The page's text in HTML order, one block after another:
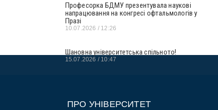
Професорка БДМУ презентувала наукові
напрацювання на конгресі офтальмологів у
Празі
10.07.2026 12:26
Шановна університетська спільното!
15.07.2026 10:47
ПРО УНІВЕРСИТЕТ